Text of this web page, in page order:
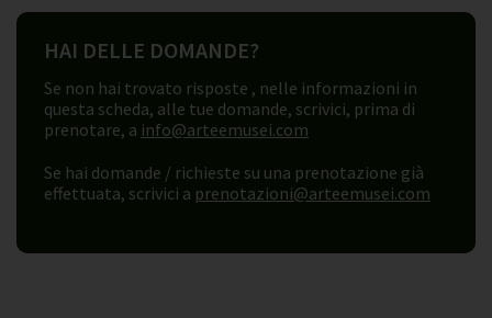
HAI DELLE DOMANDE?
Se non hai trovato risposte , nelle informazioni in
questa scheda, alle tue domande, scrivici, prima di
prenotare, a info@arteemusei.com
Se hai domande / richieste su una prenotazione già
effettuata, scrivici a prenotazioni@arteemusei.com